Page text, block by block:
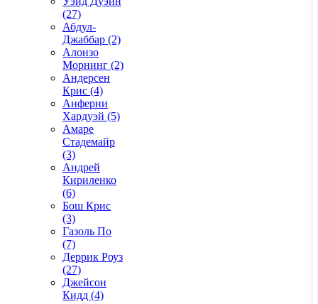
(27)
Абдул-
Джаббар (2)
Алонзо
Морнинг (2)
Андерсен
Крис (4)
Анферни
Xардуэй (5)
Амаре
Стадемайр
(3)
Андрей
Кириленко
(6)
Бош Крис
(3)
Газоль По
(7)
Деррик Роуз
(27)
Джейсон
Кидд (4)